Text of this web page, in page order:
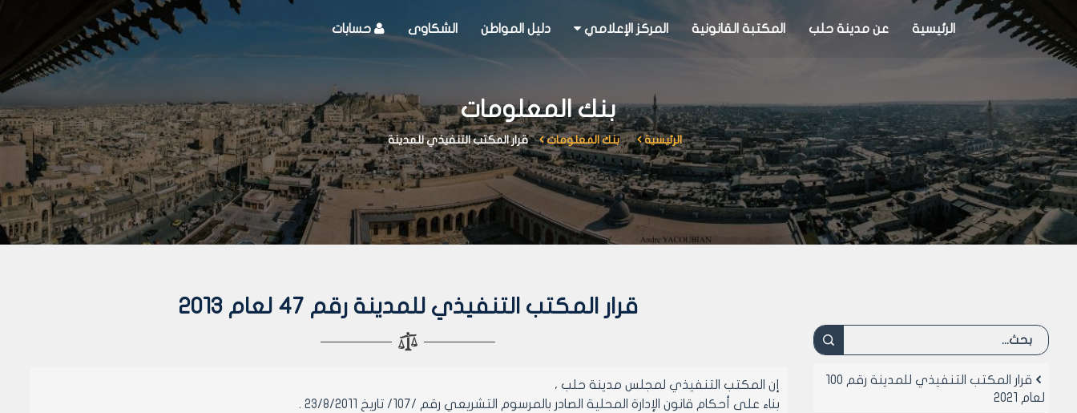
الرئيسية عن مدينة حلب المكتبة القانونية المركز الإعلامي دليل المواطن الشكاوى حسابات
بنك المعلومات
الرئيسية بنك المعلومات قرار المكتب التنفيذي للمدينة
قرار المكتب التنفيذي للمدينة رقم 47 لعام 2013
إن المكتب التنفيذي لمجلس مدينة حلب ،
بناء على أحكام قانون الإدارة المحلية الصادر بالمرسوم التشريعي رقم /107/ تاريخ 23/8/2011 .
قرار المكتب التنفيذي للمدينة رقم 100
لعام 2021